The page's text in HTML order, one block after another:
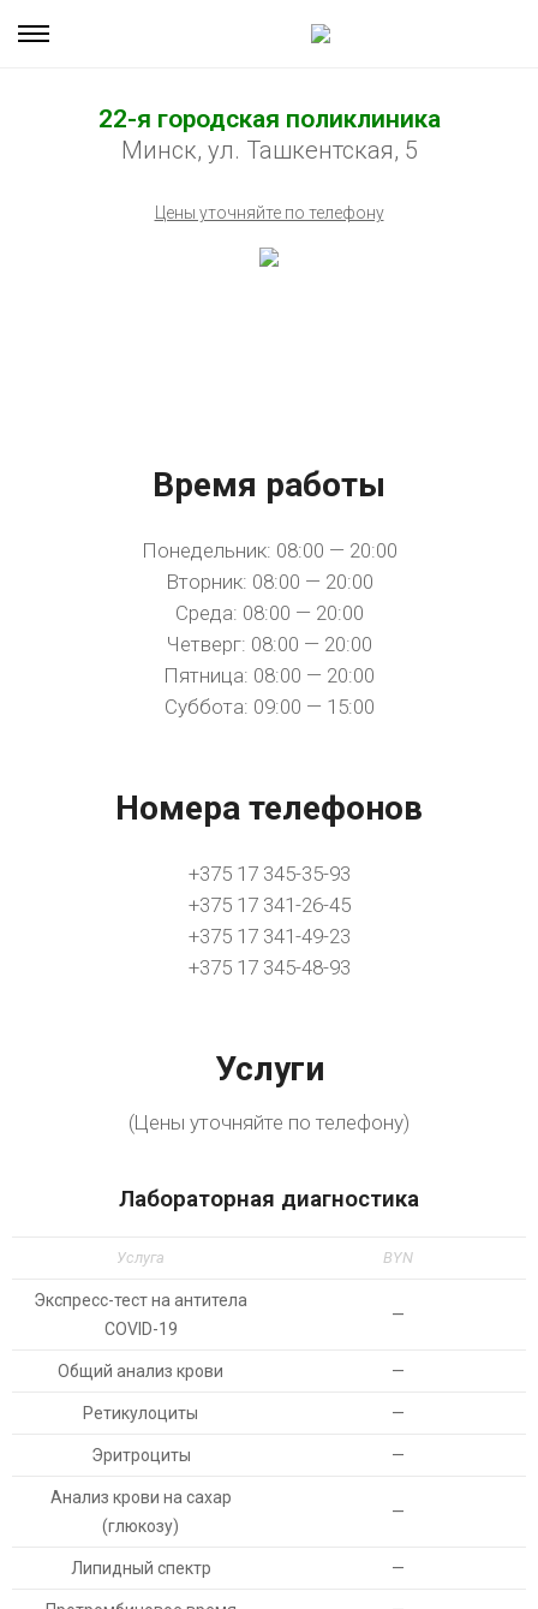
22-я городская поликлиника
Минск, ул. Ташкентская, 5
Цены уточняйте по телефону
Время работы
Понедельник: 08:00 — 20:00
Вторник: 08:00 — 20:00
Среда: 08:00 — 20:00
Четверг: 08:00 — 20:00
Пятница: 08:00 — 20:00
Суббота: 09:00 — 15:00
Номера телефонов
+375 17 345-35-93
+375 17 341-26-45
+375 17 341-49-23
+375 17 345-48-93
Услуги
(Цены уточняйте по телефону)
Лабораторная диагностика
Услуга BYN
Экспресс-тест на антитела
COVID-19
—
Общий анализ крови —
Ретикулоциты —
Эритроциты —
Анализ крови на сахар
(глюкозу)
—
Липидный спектр —